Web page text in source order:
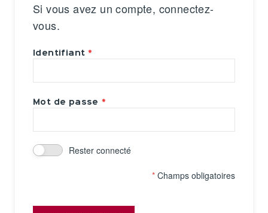
Si vous avez un compte, connectez-
vous.
Identifiant
Mot de passe
Rester connecté
* Champs obligatoires